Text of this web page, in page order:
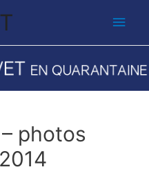
photos